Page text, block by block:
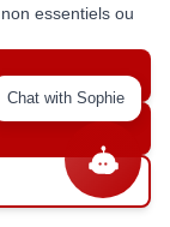
essentiels ou
Chat with Sophie